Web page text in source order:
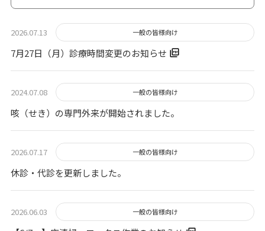
2026.07.13 一般の皆様向け
7月27日（月）診療時間変更のお知らせ
2024.07.08 一般の皆様向け
咳（せき）の専門外来が開始されました。
2026.07.17 一般の皆様向け
休診・代診を更新しました。
2026.06.03 一般の皆様向け